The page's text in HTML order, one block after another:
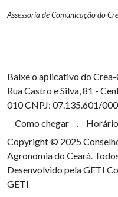
Assessoria de Comunicação do
Baixe o aplicativo do Crea-
Rua Castro e Silva, 81 -
010CNPJ: 07.135.601/
Como chegar
Copyright © 2025
Agronomia do Ceará.
Desenvolvido pela GETI
GETI